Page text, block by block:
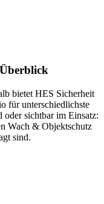
bietet HES Sicherheit
für unterschiedlichste
sichtbar im Einsatz:
Wach & Objektschutz
sind.